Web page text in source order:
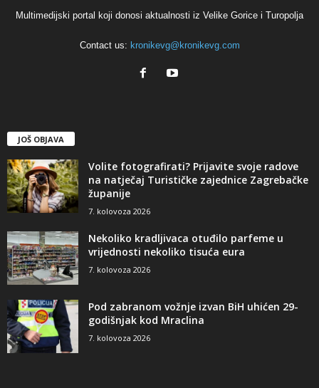
Multimedijski portal koji donosi aktualnosti iz Velike Gorice i Turopolja
Contact us: kronikevg@kronikevg.com
JOŠ OBJAVA
Volite fotografirati? Prijavite svoje radove
na natječaj Turističke zajednice Zagrebačke
županije
7. kolovoza 2026
Nekoliko kradljivaca otuđilo parfeme u
vrijednosti nekoliko tisuća eura
7. kolovoza 2026
Pod zabranom vožnje izvan BiH uhićen 29-
godišnjak kod Mraclina
7. kolovoza 2026